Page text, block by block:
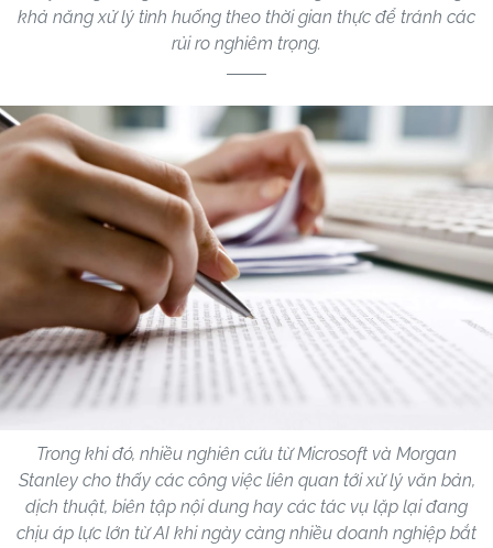
khả năng xử lý tình huống theo thời gian thực để tránh các
rủi ro nghiêm trọng.
Trong khi đó, nhiều nghiên cứu từ Microsoft và Morgan
Stanley cho thấy các công việc liên quan tới xử lý văn bản,
dịch thuật, biên tập nội dung hay các tác vụ lặp lại đang
chịu áp lực lớn từ AI khi ngày càng nhiều doanh nghiệp bắt